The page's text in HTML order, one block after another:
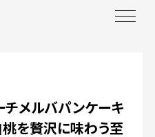
チメルバパンケーキ
を贅沢に味わう至